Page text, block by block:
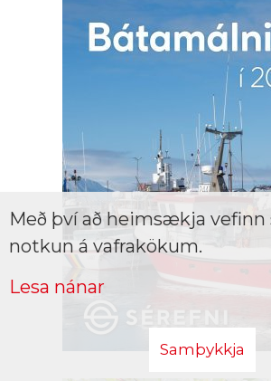
Með því að heimsækja
notkun á vafrakökum.
Lesa nánar
Samþykkja